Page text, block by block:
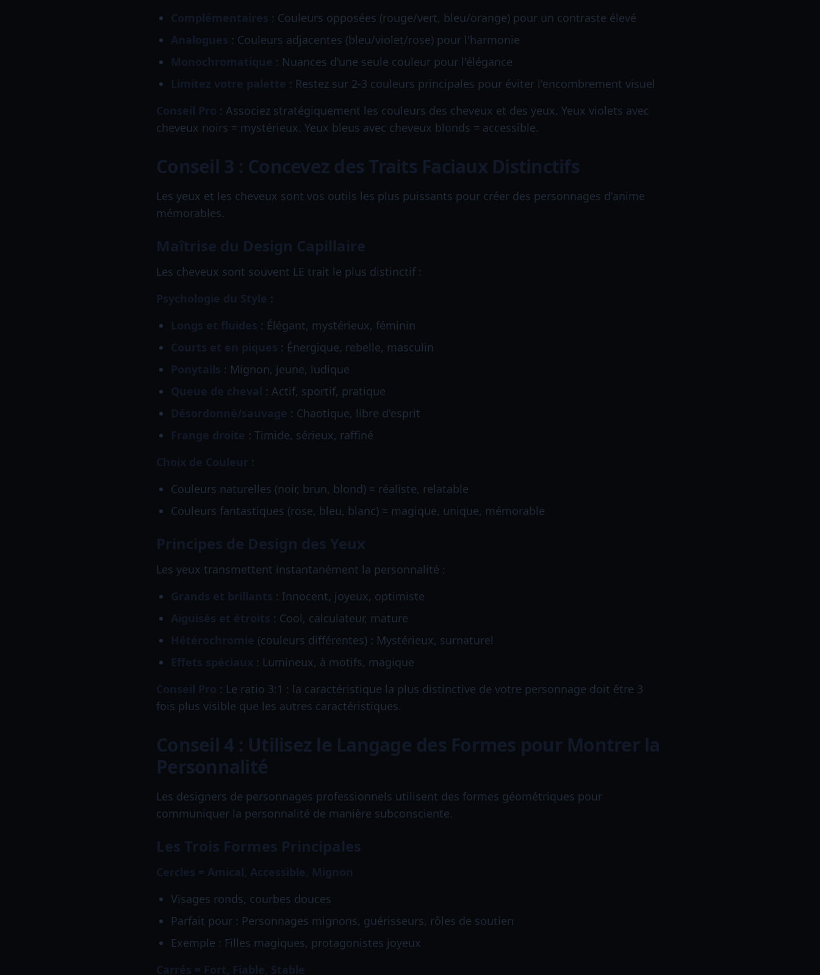
Complémentaires : Couleurs opposées (rouge/vert, bleu/orange) pour un contraste élevé
Analogues : Couleurs adjacentes (bleu/violet/rose) pour l'harmonie
Monochromatique : Nuances d'une seule couleur pour l'élégance
Limitez votre palette : Restez sur 2-3 couleurs principales pour éviter l'encombrement visuel
Conseil Pro : Associez stratégiquement les couleurs des cheveux et des yeux. Yeux violets avec
cheveux noirs = mystérieux. Yeux bleus avec cheveux blonds = accessible.
Conseil 3 : Concevez des Traits Faciaux Distinctifs
Les yeux et les cheveux sont vos outils les plus puissants pour créer des personnages d'anime
mémorables.
Maîtrise du Design Capillaire
Les cheveux sont souvent LE trait le plus distinctif :
Psychologie du Style :
Longs et fluides : Élégant, mystérieux, féminin
Courts et en piques : Énergique, rebelle, masculin
Ponytails : Mignon, jeune, ludique
Queue de cheval : Actif, sportif, pratique
Désordonné/sauvage : Chaotique, libre d'esprit
Frange droite : Timide, sérieux, raffiné
Choix de Couleur :
Couleurs naturelles (noir, brun, blond) = réaliste, relatable
Couleurs fantastiques (rose, bleu, blanc) = magique, unique, mémorable
Principes de Design des Yeux
Les yeux transmettent instantanément la personnalité :
Grands et brillants : Innocent, joyeux, optimiste
Aiguisés et étroits : Cool, calculateur, mature
Hétérochromie (couleurs différentes) : Mystérieux, surnaturel
Effets spéciaux : Lumineux, à motifs, magique
Conseil Pro : Le ratio 3:1 : la caractéristique la plus distinctive de votre personnage doit être 3
fois plus visible que les autres caractéristiques.
Conseil 4 : Utilisez le Langage des Formes pour Montrer la
Personnalité
Les designers de personnages professionnels utilisent des formes géométriques pour
communiquer la personnalité de manière subconsciente.
Les Trois Formes Principales
Cercles = Amical, Accessible, Mignon
Visages ronds, courbes douces
Parfait pour : Personnages mignons, guérisseurs, rôles de soutien
Exemple : Filles magiques, protagonistes joyeux
Carrés = Fort, Fiable, Stable